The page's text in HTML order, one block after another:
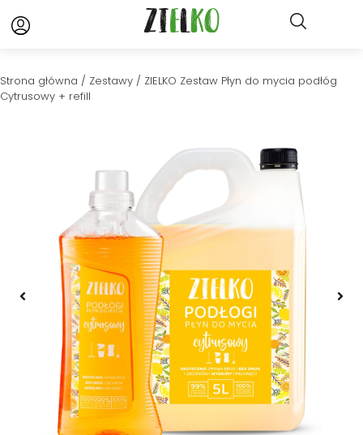
Strona główna / Zestawy / ZIELKO Zestaw Płyn do mycia podłóg
Cytrusowy + refill